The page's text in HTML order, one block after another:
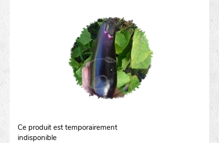
Ce produit est temporairement
indisponible